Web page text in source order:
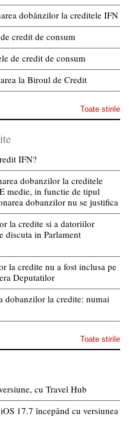
dobânzilor la creditele IFN
credit de consum
de credit de consum
la Biroul de Credit
Toate stirile
IFN?
dobanzilor la creditele
medie, in functie de tipul
dobanzilor nu se justifica
la credite si a datoriilor
discuta in Parlament
la credite nu a fost inclusa pe
Deputatilor
dobanzilor la credite: numai
Toate stirile
cu Travel Hub
17.7 începând cu versiunea